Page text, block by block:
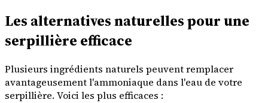
Les alternatives naturelles pour une
serpillière efficace
Plusieurs ingrédients naturels peuvent remplacer
avantageusement l'ammoniaque dans l'eau de votre
serpillière. Voici les plus efficaces :